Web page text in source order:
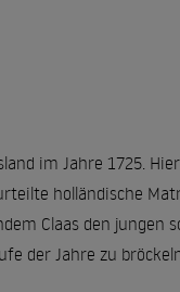
im Jahre 1725.
holländische
Claas den
der Jahre zu